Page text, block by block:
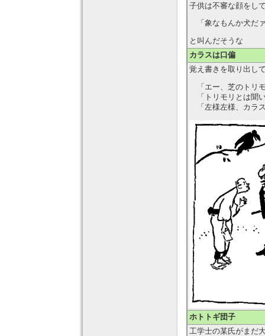
子供は不審な顔をし
「象なもんか犬だ
と叫んだそうな
カラスは口偏
覚え書きを取り出し
「エー、芝のトリ
「トリモリとは聞
「左様左様、カラ
ホトトギ団子
工学士の某氏がまだ